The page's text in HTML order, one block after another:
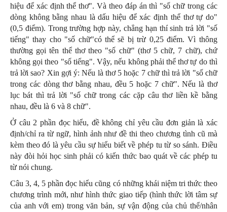
hiệu để xác định thể thơ". Và theo đáp án thì "số chữ trong các
dòng không bằng nhau là dấu hiệu để xác định thể thơ tự do"
(0,5 điểm). Trong trường hợp này, chẳng hạn thí sinh trả lời "số
tiếng" thay cho "số chữ"có thể sẽ bị trừ 0,25 điểm. Vì thông
thường gọi tên thể thơ theo "số chữ" (thơ 5 chữ, 7 chữ), chứ
không gọi theo "số tiếng". Vậy, nếu không phải thể thơ tự do thì
trả lời sao? Xin gợi ý: Nếu là thơ 5 hoặc 7 chữ thì trả lời "số chữ
trong các dòng thơ bằng nhau, đều 5 hoặc 7 chữ". Nếu là thơ
lục bát thì trả lời "số chữ trong các cặp câu thơ liền kề bằng
nhau, đều là 6 và 8 chữ".
Ở câu 2 phần đọc hiểu, đề không chỉ yêu cầu đơn giản là xác
định/chỉ ra từ ngữ, hình ảnh như đề thi theo chương tình cũ mà
kèm theo đó là yêu cầu sự hiểu biết về phép tu từ so sánh. Điều
này đòi hỏi học sinh phải có kiến thức bao quát về các phép tu
từ nói chung.
Câu 3, 4, 5 phần đọc hiểu cũng có những khái niệm tri thức theo
chương trình mới, như hình thức giao tiếp (hình thức lời tâm sự
của anh với em) trong văn bản, sự vận động của chủ thể/nhân